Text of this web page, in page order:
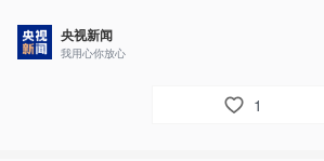
央视新闻
我用心你放心
1